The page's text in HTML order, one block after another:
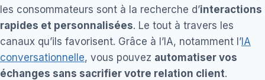
les consommateurs sont à la recherche d’interactions
rapides et personnalisées. Le tout à travers les
canaux qu’ils favorisent. Grâce à l’IA, notamment l’ IA
conversationnelle, vous pouvez automatiser vos
échanges sans sacrifier votre relation client.